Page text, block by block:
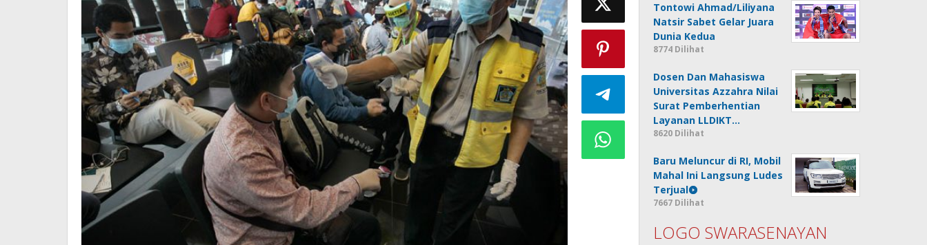
Tontowi Ahmad/Liliyana
Natsir Sabet Gelar Juara
Dunia Kedua
8774 Dilihat
Dosen Dan Mahasiswa
Universitas Azzahra Nilai
Surat Pemberhentian
Layanan LLDIKT…
8620 Dilihat
Baru Meluncur di RI, Mobil
Mahal Ini Langsung Ludes
Terjual
7667 Dilihat
LOGO SWARASENAYAN